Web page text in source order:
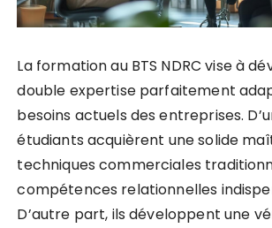
La formation au BTS NDRC vise à
double expertise parfaitement
besoins actuels des entreprises.
étudiants acquièrent une solide
techniques commerciales
compétences relationnelles
D’autre part, ils développent une